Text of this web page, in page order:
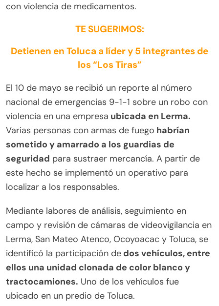
con violencia de medicamentos.
TE SUGERIMOS:
Detienen en Toluca a líder y 5 integrantes de
los “Los Tiras”
El 10 de mayo se recibió un reporte al número
nacional de emergencias 9-1-1 sobre un robo con
violencia en una empresa ubicada en Lerma.
Varias personas con armas de fuego habrían
sometido y amarrado a los guardias de
seguridad para sustraer mercancía. A partir de
este hecho se implementó un operativo para
localizar a los responsables.
Mediante labores de análisis, seguimiento en
campo y revisión de cámaras de videovigilancia en
Lerma, San Mateo Atenco, Ocoyoacac y Toluca, se
identificó la participación de dos vehículos, entre
ellos una unidad clonada de color blanco y
tractocamiones. Uno de los vehículos fue
ubicado en un predio de Toluca.